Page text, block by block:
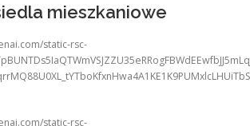
mieszkaniowe